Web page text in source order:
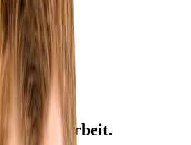
Ziel
Projektarbeit.